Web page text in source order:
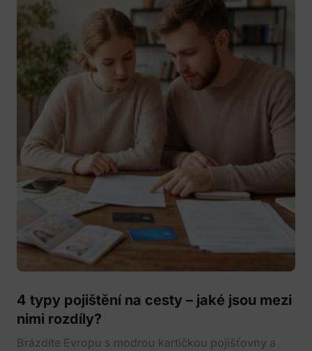
4 typy pojištění na cesty – jaké jsou mezi
nimi rozdíly?
Brázdíte Evropu s modrou kartičkou pojišťovny a